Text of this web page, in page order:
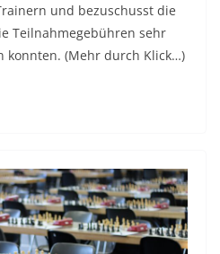
und bezuschusst die
Teilnahmegebühren sehr
konnten. (Mehr durch Klick…)